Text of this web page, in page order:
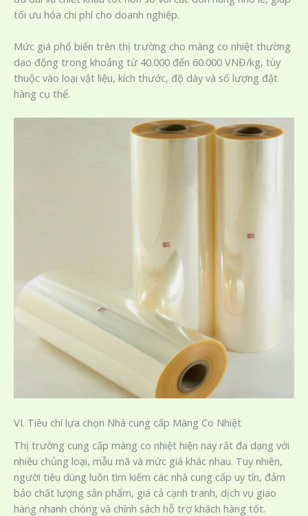
tối ưu hóa chi phí cho doanh nghiệp.
Mức giá phổ biến trên thị trường cho màng co nhiệt thường
dao động trong khoảng từ 40.000 đến 60.000 VNĐ/kg, tùy
thuộc vào loại vật liệu, kích thước, độ dày và số lượng đặt
hàng cụ thể.
VI. Tiêu chí lựa chọn Nhà cung cấp Màng Co Nhiệt
Thị trường cung cấp màng co nhiệt hiện nay rất đa dạng với
nhiều chủng loại, mẫu mã và mức giá khác nhau. Tuy nhiên,
người tiêu dùng luôn tìm kiếm các nhà cung cấp uy tín, đảm
bảo chất lượng sản phẩm, giá cả cạnh tranh, dịch vụ giao
hàng nhanh chóng và chính sách hỗ trợ khách hàng tốt.